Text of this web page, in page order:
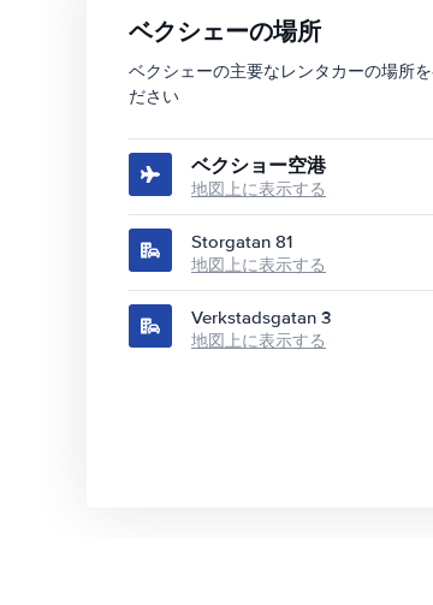
ベクシェーの場所
ベクシェーの主要なレンタカーの場所を
ださい
ベクショー空港
地図上に表示する
Storgatan 81
地図上に表示する
Verkstadsgatan 3
地図上に表示する